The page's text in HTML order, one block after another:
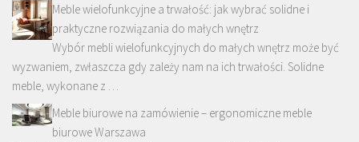
Meble wielofunkcyjne a trwałość: jak wybrać solidne i
praktyczne rozwiązania do małych wnętrz
Wybór mebli wielofunkcyjnych do małych wnętrz może być
wyzwaniem, zwłaszcza gdy zależy nam na ich trwałości. Solidne
meble, wykonane z …
Meble biurowe na zamówienie – ergonomiczne meble
biurowe Warszawa